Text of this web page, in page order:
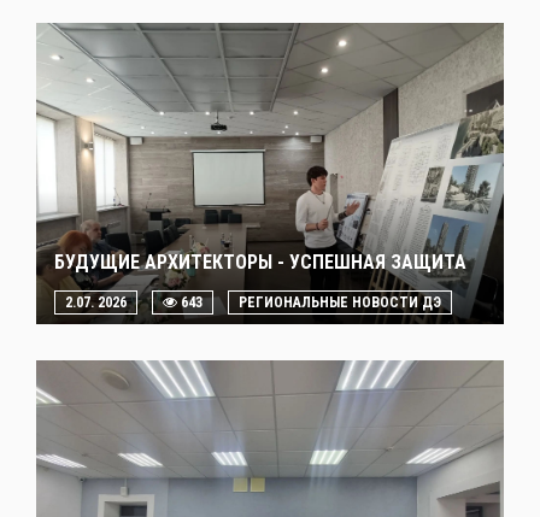
БУДУЩИЕ АРХИТЕКТОРЫ - УСПЕШНАЯ ЗАЩИТА
2.07. 2026 643 РЕГИОНАЛЬНЫЕ НОВОСТИ ДЭ